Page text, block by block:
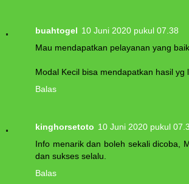
buahtogel 10 Juni 2020 pukul 07.38
Mau mendapatkan pelayanan yang
Modal Kecil bisa mendapatkan hasil yg
Balas
kinghorsetoto 10 Juni 2020 pukul
Info menarik dan boleh sekali dicoba,
dan sukses selalu.
Balas